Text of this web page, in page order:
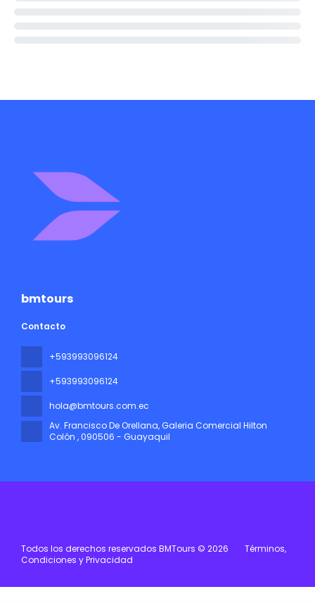
bmtours
Contacto
+593993096124
+593993096124
hola@bmtours.com.ec
Av. Francisco De Orellana, Galeria Comercial Hilton
Colón , 090506 - Guayaquil
Todos los derechos reservados BMTours © 2026
Términos,
Condiciones y Privacidad